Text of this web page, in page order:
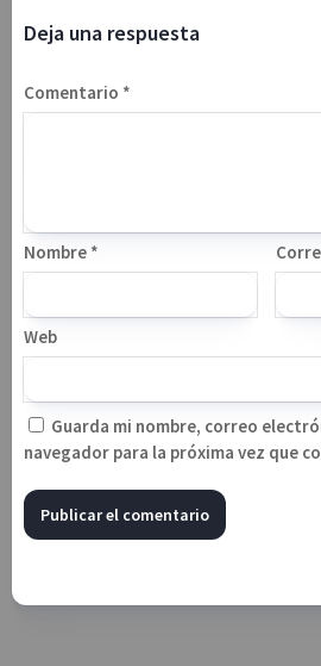
Deja una respuesta
Comentario *
Nombre *
Web
Guarda mi nombre, correo
navegador para la próxima vez que